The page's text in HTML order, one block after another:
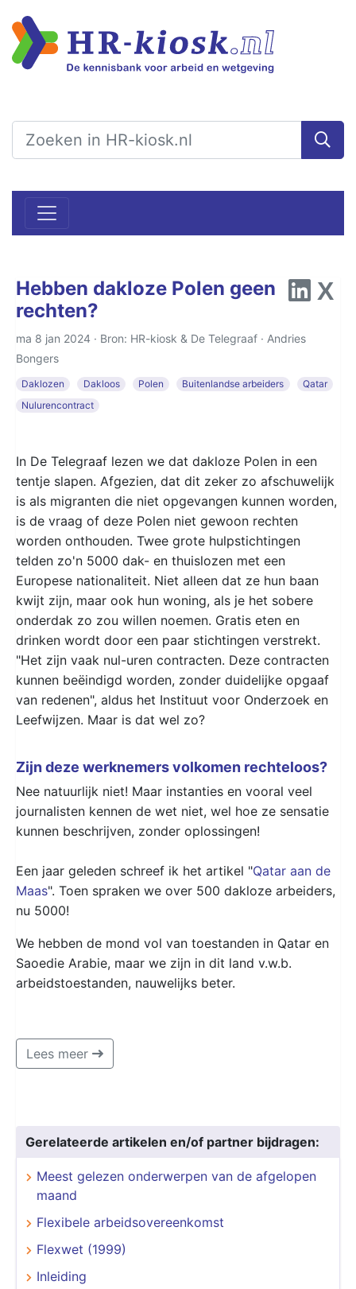
Hebben dakloze Polen geen
rechten?
ma 8 jan 2024 · Bron: HR-kiosk & De Telegraaf · Andries
Bongers
Daklozen Dakloos Polen Buitenlandse arbeiders
Qatar
Nulurencontract
In De Telegraaf lezen we dat dakloze Polen in een
tentje slapen. Afgezien, dat dit zeker zo afschuwelijk
is als migranten die niet opgevangen kunnen worden,
is de vraag of deze Polen niet gewoon rechten
worden onthouden. Twee grote hulpstichtingen
telden zo'n 5000 dak- en thuislozen met een
Europese nationaliteit. Niet alleen dat ze hun baan
kwijt zijn, maar ook hun woning, als je het sobere
onderdak zo zou willen noemen. Gratis eten en
drinken wordt door een paar stichtingen verstrekt.
"Het zijn vaak nul-uren contracten. Deze contracten
kunnen beëindigd worden, zonder duidelijke opgaaf
van redenen", aldus het Instituut voor Onderzoek en
Leefwijzen. Maar is dat wel zo?
Zijn deze werknemers volkomen rechteloos?
Nee natuurlijk niet! Maar instanties en vooral veel
journalisten kennen de wet niet, wel hoe ze sensatie
kunnen beschrijven, zonder oplossingen!
Een jaar geleden schreef ik het artikel "Qatar aan de
Maas". Toen spraken we over 500 dakloze arbeiders,
nu 5000!
We hebben de mond vol van toestanden in Qatar en
Saoedie Arabie, maar we zijn in dit land v.w.b.
arbeidstoestanden, nauwelijks beter.
Lees meer
Gerelateerde artikelen en/of partner bijdragen:
Meest gelezen onderwerpen van de afgelopen
maand
Flexibele arbeidsovereenkomst
Flexwet (1999)
Inleiding